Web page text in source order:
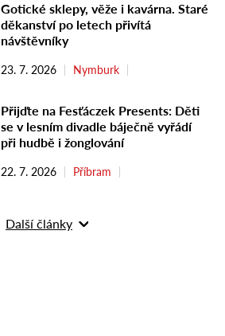
Gotické sklepy, věže i kavárna. Staré
děkanství po letech přivítá
návštěvníky
23. 7. 2026 Nymburk
Přijďte na Fesťáczek Presents: Děti
se v lesním divadle báječně vyřádí
při hudbě i žonglování
22. 7. 2026 Příbram
Další články